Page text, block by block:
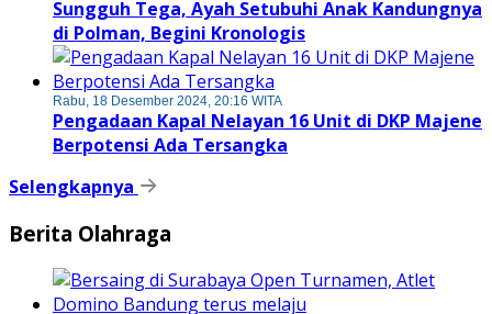
Sungguh Tega, Ayah Setubuhi Anak Kandungnya
di Polman, Begini Kronologis
Rabu, 18 Desember 2024, 20:16 WITA
Pengadaan Kapal Nelayan 16 Unit di DKP Majene
Berpotensi Ada Tersangka
Selengkapnya
Berita Olahraga